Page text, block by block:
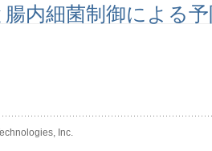
内細菌制御による
Inc.